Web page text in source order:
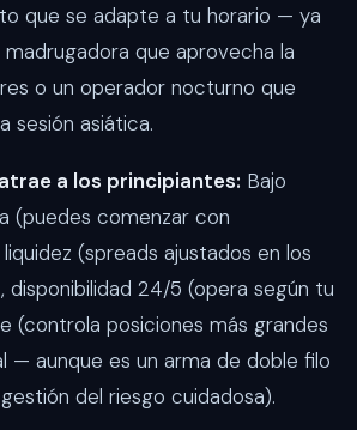
que se adapte a tu horario — ya
madrugadora que aprovecha la
o un operador nocturno que
sesión asiática.
a los principiantes: Bajo
(puedes comenzar con
(spreads ajustados en los
disponibilidad 24/5 (opera según tu
(controla posiciones más grandes
— aunque es un arma de doble filo
del riesgo cuidadosa).